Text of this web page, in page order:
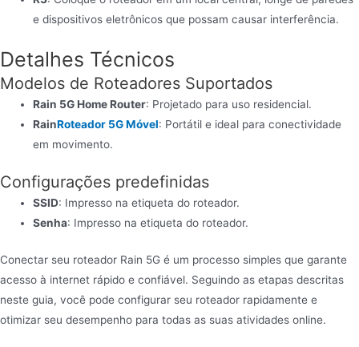
e dispositivos eletrônicos que possam causar interferência.
Detalhes Técnicos
Modelos de Roteadores Suportados
Rain 5G Home Router: Projetado para uso residencial.
RainRoteador 5G Móvel: Portátil e ideal para conectividade
em movimento.
Configurações predefinidas
SSID: Impresso na etiqueta do roteador.
Senha: Impresso na etiqueta do roteador.
Conectar seu roteador Rain 5G é um processo simples que garante
acesso à internet rápido e confiável. Seguindo as etapas descritas
neste guia, você pode configurar seu roteador rapidamente e
otimizar seu desempenho para todas as suas atividades online.